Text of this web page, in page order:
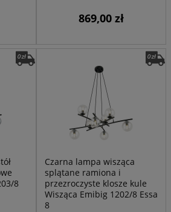
869,00 zł
8
Czarna lampa wisząca
splątane ramiona i
przezroczyste klosze kule
Wisząca Emibig 1202/8 Essa
8